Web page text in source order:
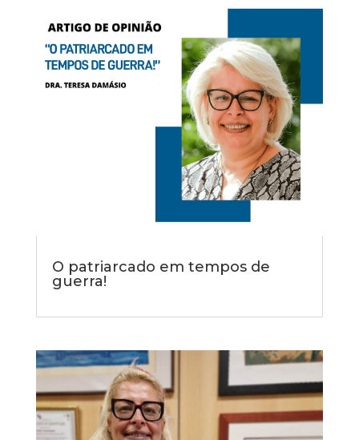
O patriarcado em tempos de
guerra!